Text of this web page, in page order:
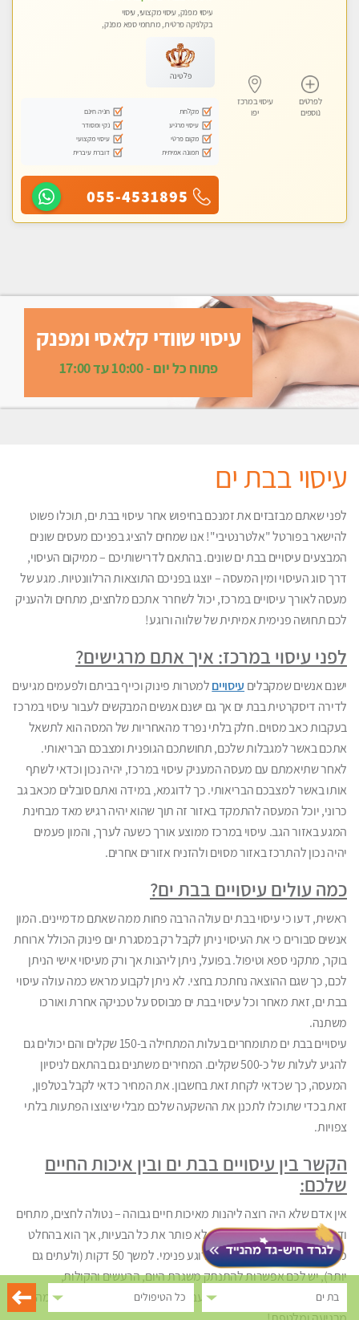
בת ים כל הטיפולים
לפרטים
נוספים
עיסוי במרכז
יפו
עיסוי מפנק, עיסוי מקצועי, עיסוי
בקלניקה פרטית, מתחמי ספא מפנק,
פלטינה
מקלחת
חניה חינם
עיסוי מרגיע
נקי ומסודר
מקום פרטי
עיסוי מקצועי
תמונה אמיתית
דוברת עיברית
055-4531895
עיסוי שוודי קלאסי ומפנק
פתוח כל יום - 10:00 עד 17:00
עיסוי בבת ים
לפני שאתם מבזבזים את זמנכם בחיפוש אחר עיסוי בבת ים, תוכלו פשוט
להישאר בפורטל "אלטרנטיבי"! אנו שמחים להציג בפניכם מעסים שונים
המבצעים עיסויים בבת ים שונים. בהתאם לדרישותיכם – ממיקום העיסוי,
דרך סוג העיסוי ומין המעסה – יוצגו בפניכם התוצאות הרלוונטיות. מגע של
מעסה לאורך עיסויים במרכז, יכול לשחרר אתכם מלחצים, מתחים ולהעניק
לכם תחושה פנימית אמיתית של שלווה ורוגע!
לפני עיסוי במרכז: איך אתם מרגישים?
ישנם אנשים שמקבלים עיסויים למטרות פינוק וכייף בביתם ולפעמים מגיעים
לדירה דיסקרטית בבת ים אך גם ישנם אנשים המבקשים לעבור עיסוי במרכז
בעקבות כאב מסוים. חלק בלתי נפרד מהאחריות של המסה הוא לתשאל
אתכם באשר למגבלות שלכם, תחושתכם הגופנית ומצבכם הבריאותי.
לאחר שתיאמתם עם מעסה המעניק עיסוי במרכז, יהיה נכון וכדאי לשתף
אותו באשר למצבכם הבריאותי. כך לדוגמא, במידה ואתם סובלים מכאב גב
כרוני, יוכל המעסה להתמקד באזור זה תוך שהוא יהיה רגיש מאד מבחינת
המגע באזור הגב. עיסוי במרכז ממוצע אורך כשעה לערך, והמון פעמים
יהיה נכון להתרכז באזור מסוים ולהזניח אזורים אחרים.
כמה עולים עיסויים בבת ים?
ראשית, דעו כי עיסוי בבת ים עולה הרבה פחות ממה שאתם מדמיינים. המון
אנשים סבורים כי את העיסוי ניתן לקבל רק במסגרת יום פינוק הכולל ארוחת
בוקר, מתקני ספא וטיפול. בפועל, ניתן ליהנות אך ורק מעיסוי אישי הניתן
לכם, כך שגם ההוצאה נחתכת בחצי. לא ניתן לקבוע מראש כמה עולה עיסוי
בבת ים, זאת מאחר וכל עיסוי בבת ים מבוסס על טכניקה אחרת ואורכו
משתנה.
עיסויים בבת ים מתומחרים בעלות המתחילה ב-150 שקלים והם יכולים גם
להגיע לעלות של כ-500 שקלים. המחירים משתנים גם בהתאם לניסיון
המעסה, כך שכדאי לקחת זאת בחשבון. את המחיר כדאי לקבל בטלפון,
זאת בכדי שתוכלו לתכנן את ההשקעה שלכם מבלי שיצוצו הפתעות בלתי
צפויות.
הקשר בין עיסויים בבת ים ובין איכות החיים
שלכם:
אין אדם שלא היה רוצה ליהנות מאיכות חיים גבוהה – נטולה לחצים, מתחים
ודאגות. עיסוי בבת ים אמנם לא לא פותר את כל הבעיות, אך הוא בהחלט
מכניס אתכם לשלווה פנימית ולרוגע פנימי. למשך 50 דקות (ולעתים גם
יותר), יש לכם אפשרות להתנתק משגרת היום, הרעשים והקולות,
המחוייבויות שלכם, המשפחה והעבודה – ופשוט לצלול לאווירה קסומה,